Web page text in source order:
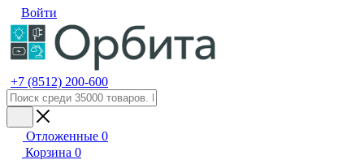
Войти
+7 (8512) 200-600
Отложенные 0
Корзина 0